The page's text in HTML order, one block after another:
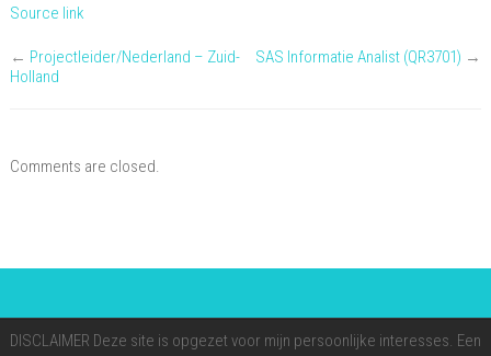
Source link
← Projectleider/Nederland – Zuid-
Holland
SAS Informatie Analist (QR3701) →
Comments are closed.
DISCLAIMER Deze site is opgezet voor mijn persoonlijke interesses. Een